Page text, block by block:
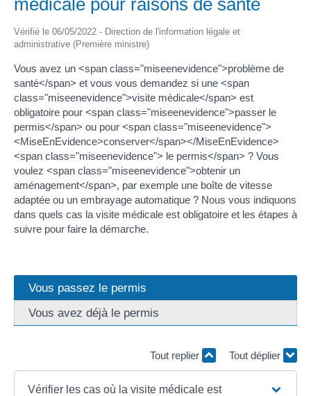
Vérifié le 06/05/2022 - Direction de l'information légale et
administrative (Première ministre)
Vous avez un <span class="miseenevidence">problème de
santé</span> et vous vous demandez si une <span
class="miseenevidence">visite médicale</span> est
obligatoire pour <span class="miseenevidence">passer le
permis</span> ou pour <span class="miseenevidence">
<MiseEnEvidence>conserver</span></MiseEnEvidence>
<span class="miseenevidence"> le permis</span> ? Vous
voulez <span class="miseenevidence">obtenir un
aménagement</span>, par exemple une boîte de vitesse
adaptée ou un embrayage automatique ? Nous vous indiquons
dans quels cas la visite médicale est obligatoire et les étapes à
suivre pour faire la démarche.
Vous passez le permis
Vous avez déjà le permis
Tout replier Tout déplier
Vérifier les cas où la visite médicale est